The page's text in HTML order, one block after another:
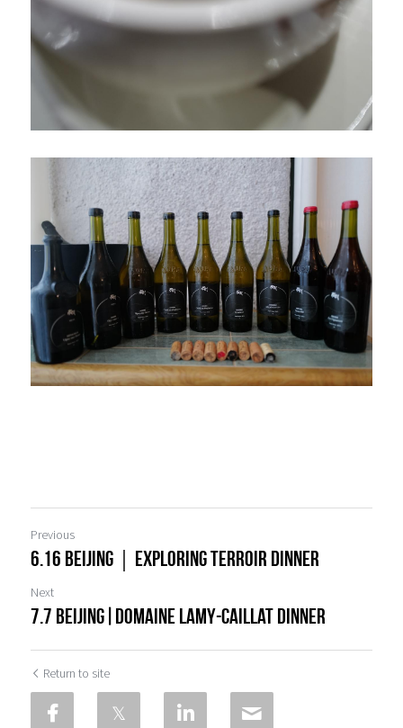
Previous
6.16 Beijing｜Exploring Terroir Dinner
Next
7.7 Beijing|Domaine Lamy-Caillat Dinner
Return to site